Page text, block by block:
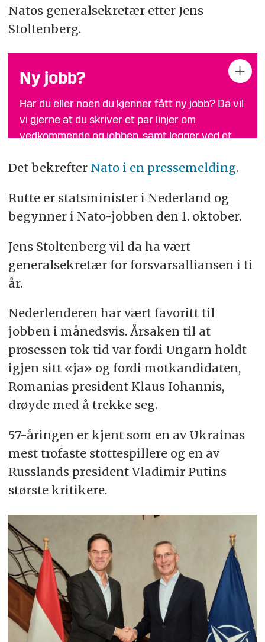
Natos generalsekretær etter Jens
Stoltenberg.
Ny jobb?
Har du eller noen du kjenner fått ny jobb? Da vil
vi gjerne at du skriver et par linjer om
vedkommende og jobben, samt legger ved et
Merk gjerne emnefeltet med «Nytt om navn»
Det bekrefter Nato i en pressemelding.
Rutte er statsminister i Nederland og
begynner i Nato-jobben den 1. oktober.
Jens Stoltenberg vil da ha vært
generalsekretær for forsvarsalliansen i ti
år.
Nederlenderen har vært favoritt til
jobben i månedsvis. Årsaken til at
prosessen tok tid var fordi Ungarn holdt
igjen sitt «ja» og fordi motkandidaten,
Romanias president Klaus Iohannis,
drøyde med å trekke seg.
57-åringen er kjent som en av Ukrainas
mest trofaste støttespillere og en av
Russlands president Vladimir Putins
største kritikere.